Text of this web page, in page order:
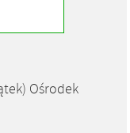
Ośrodek